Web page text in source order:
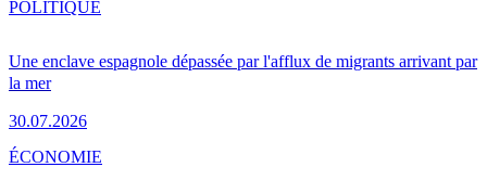
Une enclave espagnole dépassée par l'afflux de migrants arrivant par
la mer
30.07.2026
POLITIQUE
ÉCONOMIE